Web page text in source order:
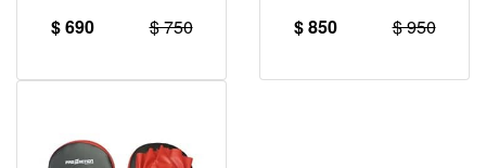
$ 690 $ 750 $ 850 $ 950